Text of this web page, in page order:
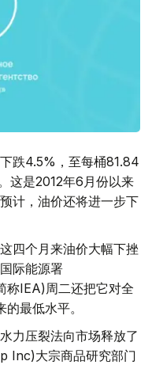
跌4.5%，至每桶81.84
这是2012年6月份以来
计，油价还将进一步下
四个月来油价大幅下挫
际能源署
IEA)周二还把它对全
最低水平。
力压裂法向市场释放了
Inc)大宗商品研究部门